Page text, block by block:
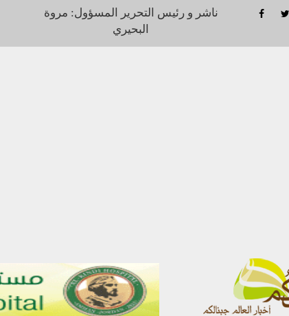
ناشر و رئيس التحرير المسؤول: مروة
البحيري